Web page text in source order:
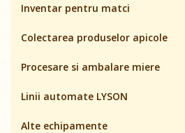
Inventar pentru matci
Colectarea produselor apicole
Procesare si ambalare miere
Linii automate LYSON
Alte echipamente